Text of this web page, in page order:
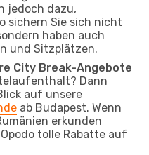
jedoch dazu,
sichern Sie sich nicht
haben auch
und Sitzplätzen.
City Break-Angebote
Dann
auf unsere
ab Budapest. Wenn
erkunden
tolle Rabatte auf